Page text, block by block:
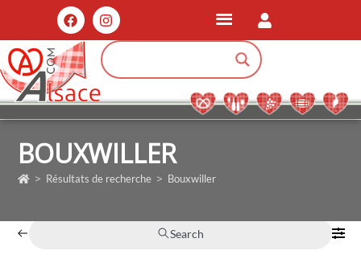
BOUXWILLER
> Résultats de recherche > Bouxwiller
Search